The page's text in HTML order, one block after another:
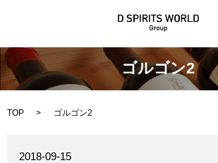
ゴルゴン2
TOP ゴルゴン2
2018-09-15